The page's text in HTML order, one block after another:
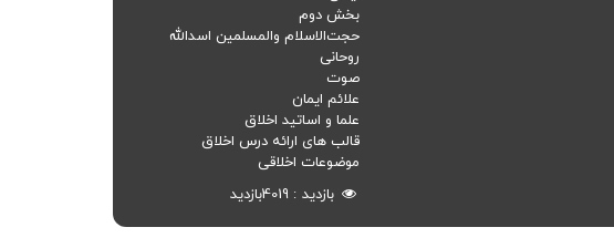
بخش دوم
حجت‌الاسلام‌ والمسلمین اسدالله
روحانی
صوت
علائم ایمان
علما و اساتید اخلاق
قالب های ارائه درس اخلاق
موضوعات اخلاقی
بازدید
4019بازدید